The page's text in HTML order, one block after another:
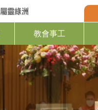
教會事工